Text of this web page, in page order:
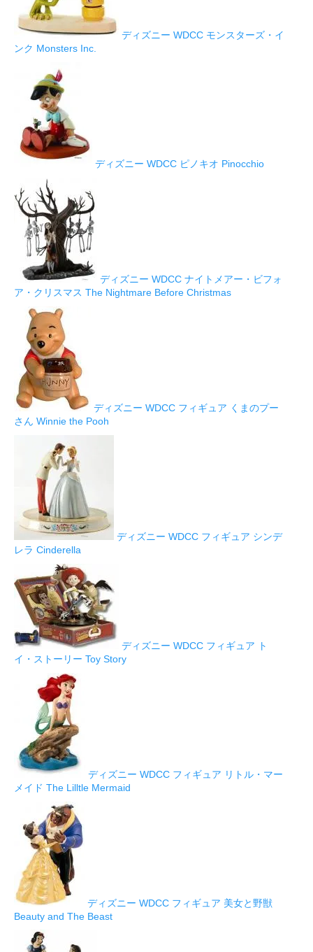
ディズニー WDCC モンスターズ・イ
ンク Monsters Inc.
ディズニー WDCC ピノキオ Pinocchio
ディズニー WDCC ナイトメアー・ビフォ
ア・クリスマス The Nightmare Before Christmas
ディズニー WDCC フィギュア くまのプー
さん Winnie the Pooh
ディズニー WDCC フィギュア シンデ
レラ Cinderella
ディズニー WDCC フィギュア ト
イ・ストーリー Toy Story
ディズニー WDCC フィギュア リトル・マー
メイド The Lilltle Mermaid
ディズニー WDCC フィギュア 美女と野獣
Beauty and The Beast